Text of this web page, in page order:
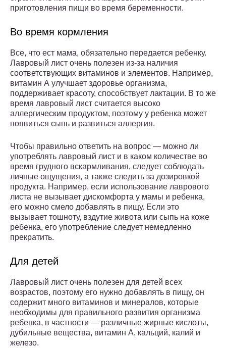
приготовления пищи во время беременности.
Во время кормления
Все, что ест мама, обязательно передается ребенку.
Лавровый лист очень полезен из-за наличия
соответствующих витаминов и элементов. Например,
витамин А улучшает здоровье организма,
поддерживает красоту, способствует лактации. В то же
время лавровый лист считается высоко
аллергическим продуктом, поэтому у ребенка может
появиться сыпь и развиться аллергия.
Чтобы правильно ответить на вопрос — можно ли
употреблять лавровый лист и в каком количестве во
время грудного вскармливания, следует соблюдать
личные ощущения, а также следить за дозировкой
продукта. Например, если использование лаврового
листа не вызывает дискомфорта у мамы и ребенка,
его можно смело добавлять в пищу. Если это
вызывает тошноту, вздутие живота или сыпь на коже
ребенка, его употребление следует немедленно
прекратить.
Для детей
Лавровый лист очень полезен для детей всех
возрастов, поэтому его нужно добавлять в пищу, он
содержит много витаминов и минералов, которые
необходимы для правильного развития организма
ребенка, в частности — различные жирные кислоты,
дубильные вещества, витамин А, кальций, калий и
железо.